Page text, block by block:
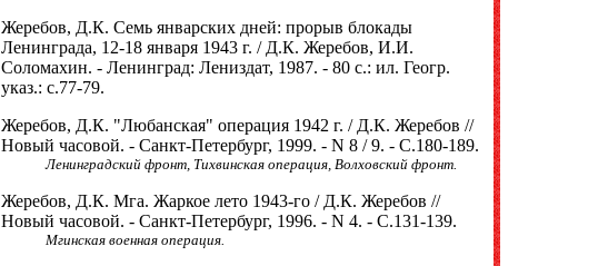
Жеребов, Д.К. Семь январских дней: прорыв блокады
Ленинграда, 12-18 января 1943 г. / Д.К. Жеребов, И.И.
Соломахин. - Ленинград: Лениздат, 1987. - 80 с.: ил. Геогр.
указ.: с.77-79.
Жеребов, Д.К. "Любанская" операция 1942 г. / Д.К. Жеребов //
Новый часовой. - Санкт-Петербург, 1999. - N 8 / 9. - С.180-189.
Ленинградский фронт, Тихвинская операция, Волховский фронт.
Жеребов, Д.К. Мга. Жаркое лето 1943-го / Д.К. Жеребов //
Новый часовой. - Санкт-Петербург, 1996. - N 4. - С.131-139.
Мгинская военная операция.